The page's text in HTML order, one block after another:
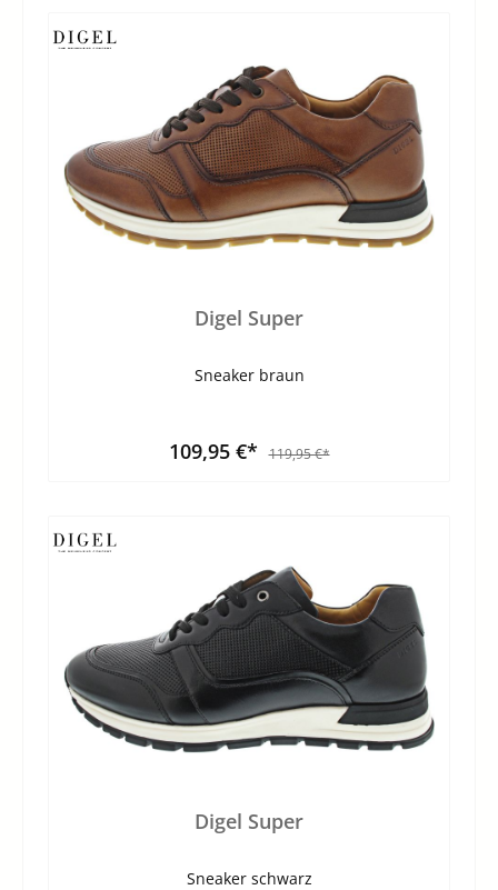
Digel Super
Sneaker braun
109,95 €* 119,95 €*
Digel Super
Sneaker schwarz